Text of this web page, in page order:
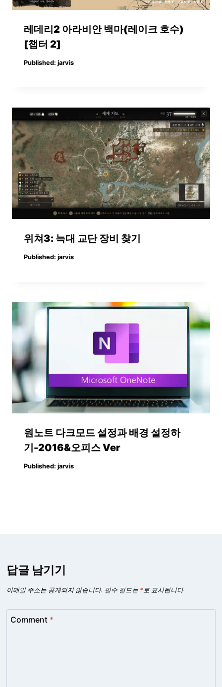
레데리2 아라비안 백마(레이크 호수)
[챕터 2]
Published: jarvis
위쳐3: 늑대 교단 장비 찾기
Published: jarvis
원노트 다크모드 설정과 배경 설정하
기-2016&오피스 Ver
Published: jarvis
답글 남기기
이메일 주소는 공개되지 않습니다. 필수 필드는 *로 표시됩니다
Comment *